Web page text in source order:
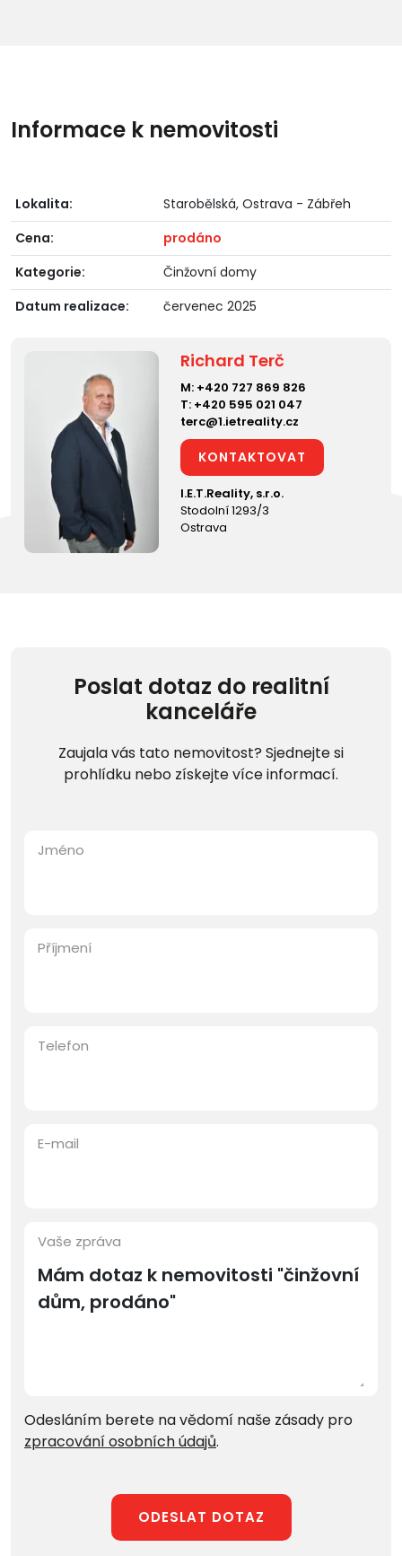
Informace k nemovitosti
Lokalita:
Starobělská, Ostrava - Zábřeh
Cena:
prodáno
Kategorie:
Činžovní domy
Datum realizace:
červenec 2025
Richard Terč
M: +420 727 869 826
T: +420 595 021 047
terc@1.ietreality.cz
KONTAKTOVAT
I.E.T.Reality, s.r.o.
Stodolní 1293/3
Ostrava
Poslat dotaz do realitní
kanceláře
Zaujala vás tato nemovitost? Sjednejte si
prohlídku nebo získejte více informací.
Jméno
Příjmení
Telefon
E-mail
Vaše zpráva
Odesláním berete na vědomí naše zásady pro
zpracování osobních údajů.
ODESLAT DOTAZ